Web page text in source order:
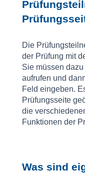
Die
der Prüfung mit
Sie müssen
aufrufen und
Feld eingeben.
Prüfungsseite
die
Funktionen der
Was sind